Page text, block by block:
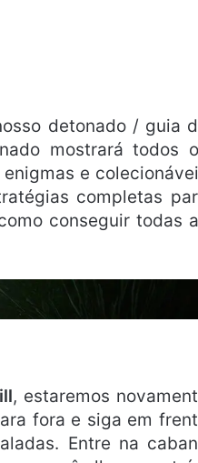
detonado / guia
mostrará todos
e
completas
conseguir todas
, estaremos
fora e siga em
Entre na